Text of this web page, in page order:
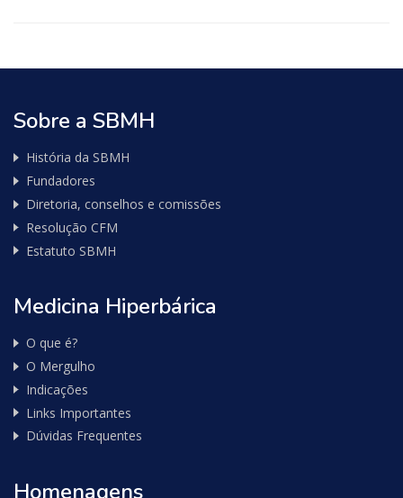
Sobre a SBMH
História da SBMH
Fundadores
Diretoria, conselhos e comissões
Resolução CFM
Estatuto SBMH
Medicina Hiperbárica
O que é?
O Mergulho
Indicações
Links Importantes
Dúvidas Frequentes
Homenagens